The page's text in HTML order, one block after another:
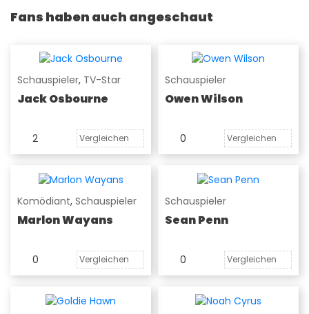
Fans haben auch angeschaut
Schauspieler, TV-Star
Jack Osbourne
2 Vergleichen
Schauspieler
Owen Wilson
0 Vergleichen
Komödiant, Schauspieler
Marlon Wayans
0 Vergleichen
Schauspieler
Sean Penn
0 Vergleichen